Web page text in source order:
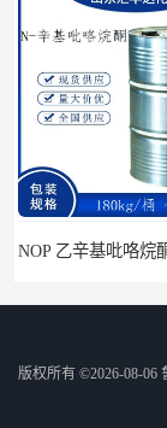
版权所有 ©2026-08-06